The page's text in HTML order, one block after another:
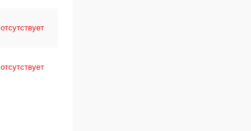
отсутствует
отсутствует